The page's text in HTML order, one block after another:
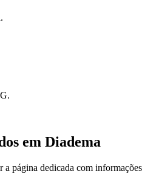
em Diadema
a página dedicada com informações